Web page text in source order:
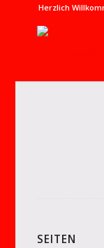
Herzlich
SEITEN